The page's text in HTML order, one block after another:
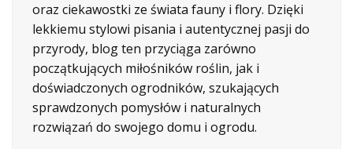
oraz ciekawostki ze świata fauny i flory. Dzięki
lekkiemu stylowi pisania i autentycznej pasji do
przyrody, blog ten przyciąga zarówno
początkujących miłośników roślin, jak i
doświadczonych ogrodników, szukających
sprawdzonych pomysłów i naturalnych
rozwiązań do swojego domu i ogrodu.